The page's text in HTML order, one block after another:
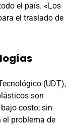
el país. «Los
el traslado de
(UDT),
son
costo; sin
el problema de